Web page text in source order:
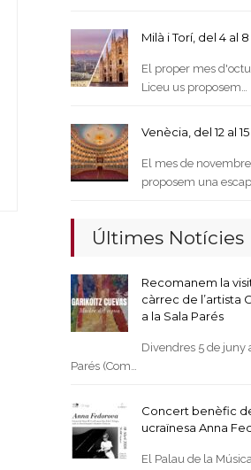
Milà i Torí, del 4 al
El proper mes
Liceu us proposem…
Venècia, del 12 al
El mes de
proposem una
Últimes Notícies
Recomanem la
càrrec de l’artista
a la Sala Parés
Divendres 5 de juny
Parés (Com…
Concert benèfic
ucraïnesa Anna
El Palau de la